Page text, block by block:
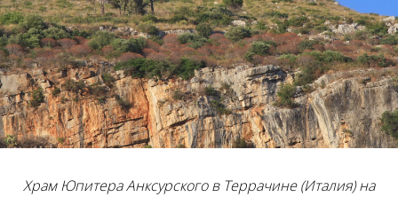
Храм Юпитера Анксурского в Террачине (Италия) на